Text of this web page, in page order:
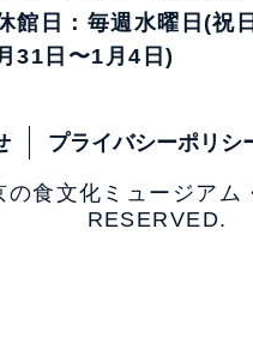
館日：毎週水曜日(祝
31日〜1月4日)
プライバシーポリシ
食文化ミュージア
RESERVED.